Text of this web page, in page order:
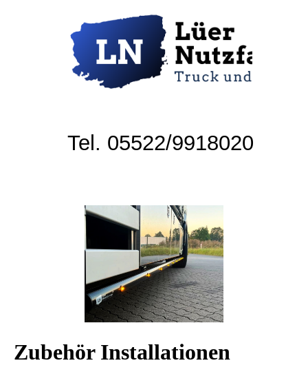
Tel. 05522/9918020
Zubehör Installationen